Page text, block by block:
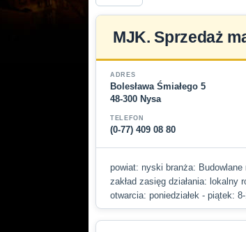
MJK. Sprzedaż
ADRES
Bolesława Śmiałego 5
48-300 Nysa
TELEFON
(0-77) 409 08 80
powiat: nyski branża: Budowlane
zakład zasięg działania: lokalny
otwarcia: poniedziałek - piątek: